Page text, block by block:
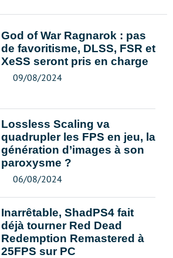
God of War Ragnarok : pas
de favoritisme, DLSS, FSR et
XeSS seront pris en charge
09/08/2024
Lossless Scaling va
quadrupler les FPS en jeu, la
génération d’images à son
paroxysme ?
06/08/2024
Inarrêtable, ShadPS4 fait
déjà tourner Red Dead
Redemption Remastered à
25FPS sur PC